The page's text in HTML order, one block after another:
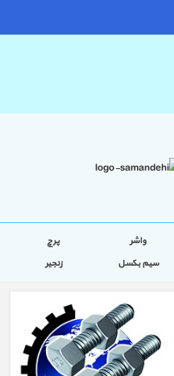
واشر
پرچ
سیم بکسل زنجیر